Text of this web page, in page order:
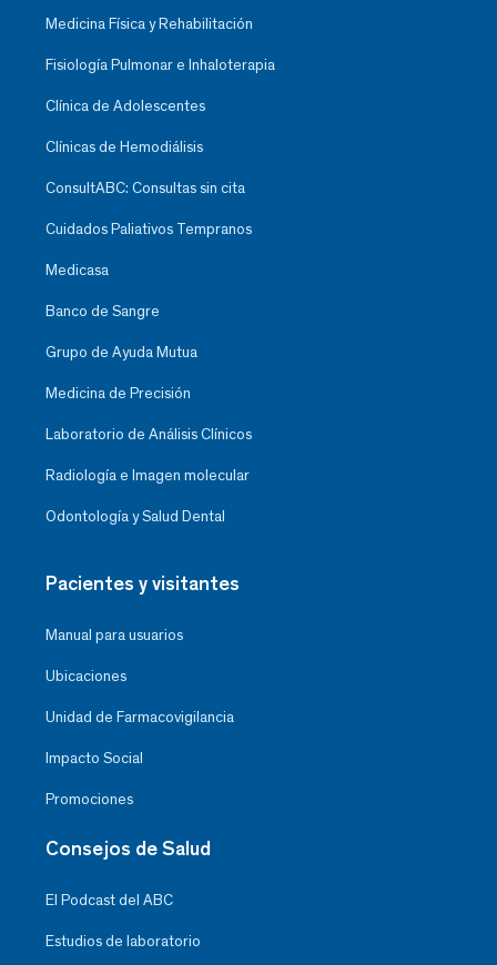
Medicina Física y Rehabilitación
Fisiología Pulmonar e Inhaloterapia
Clínica de Adolescentes
Clínicas de Hemodiálisis
ConsultABC: Consultas sin cita
Cuidados Paliativos Tempranos
Medicasa
Banco de Sangre
Grupo de Ayuda Mutua
Medicina de Precisión
Laboratorio de Análisis Clínicos
Radiología e Imagen molecular
Odontología y Salud Dental
Pacientes y visitantes
Manual para usuarios
Ubicaciones
Unidad de Farmacovigilancia
Impacto Social
Promociones
Consejos de Salud
El Podcast del ABC
Estudios de laboratorio